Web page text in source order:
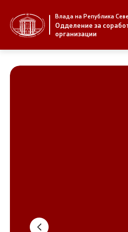
Влада на Република
Одделение за
организации
За нас
Регистар